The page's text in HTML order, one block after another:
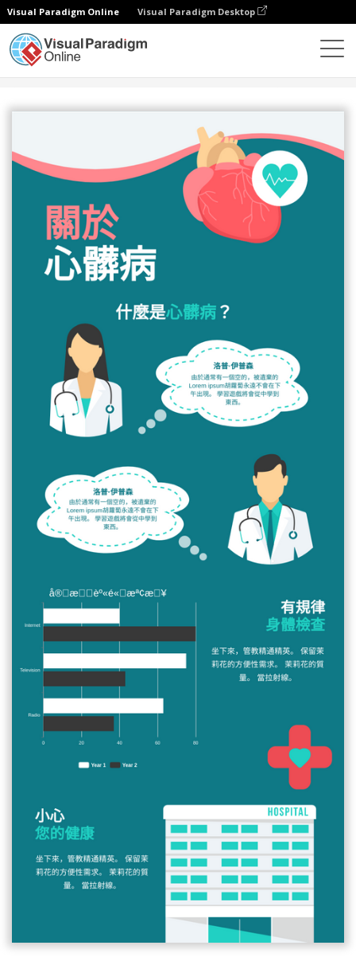
Visual Paradigm Online Visual Paradigm Desktop